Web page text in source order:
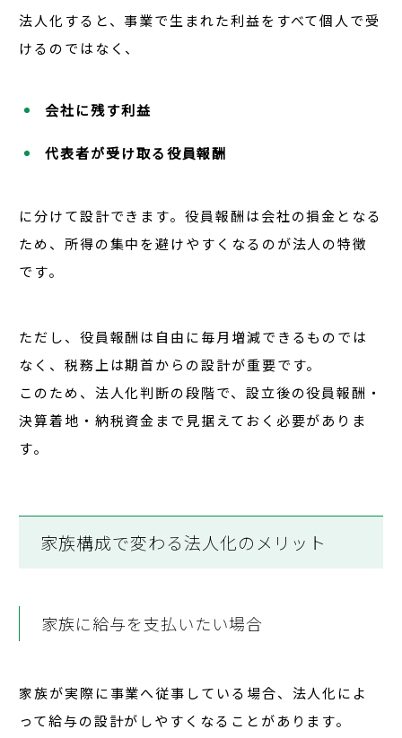
法人化すると、事業で生まれた利益をすべて個人で受
けるのではなく、
会社に残す利益
代表者が受け取る役員報酬
に分けて設計できます。役員報酬は会社の損金となる
ため、所得の集中を避けやすくなるのが法人の特徴
です。
ただし、役員報酬は自由に毎月増減できるものでは
なく、税務上は期首からの設計が重要です。
このため、法人化判断の段階で、設立後の役員報酬・
決算着地・納税資金まで見据えておく必要がありま
す。
家族構成で変わる法人化のメリット
家族に給与を支払いたい場合
家族が実際に事業へ従事している場合、法人化によ
って給与の設計がしやすくなることがあります。